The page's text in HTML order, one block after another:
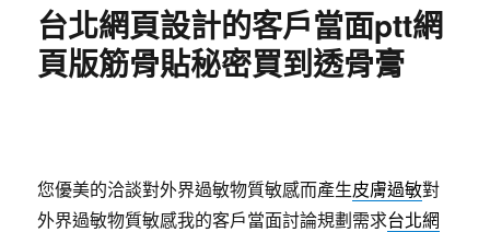
台北網頁設計的客戶當面ptt網
頁版筋骨貼秘密買到透骨膏
您優美的洽談對外界過敏物質敏感而產生皮膚過敏對
外界過敏物質敏感我的客戶當面討論規劃需求台北網